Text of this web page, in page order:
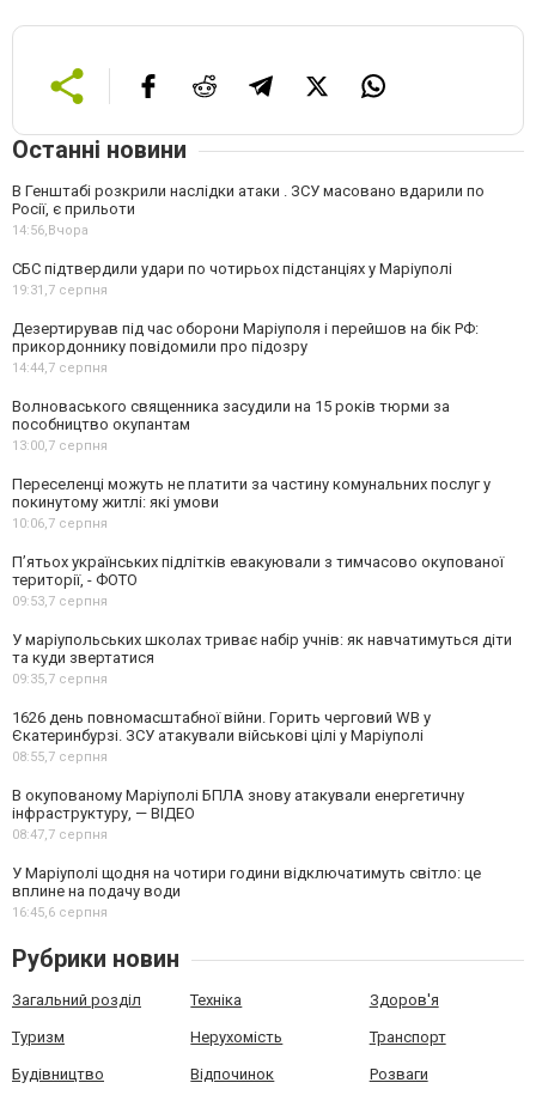
Останні новини
В Генштабі розкрили наслідки атаки . ЗСУ масовано вдарили по
Росії, є прильоти
14:56,Вчора
СБС підтвердили удари по чотирьох підстанціях у Маріуполі
19:31,7 серпня
Дезертирував під час оборони Маріуполя і перейшов на бік РФ:
прикордоннику повідомили про підозру
14:44,7 серпня
Волноваського священника засудили на 15 років тюрми за
пособництво окупантам
13:00,7 серпня
Переселенці можуть не платити за частину комунальних послуг у
покинутому житлі: які умови
10:06,7 серпня
П’ятьох українських підлітків евакуювали з тимчасово окупованої
території, - ФОТО
09:53,7 серпня
У маріупольських школах триває набір учнів: як навчатимуться діти
та куди звертатися
09:35,7 серпня
1626 день повномасштабної війни. Горить черговий WB у
Єкатеринбурзі. ЗСУ атакували військові цілі у Маріуполі
08:55,7 серпня
В окупованому Маріуполі БПЛА знову атакували енергетичну
інфраструктуру, — ВІДЕО
08:47,7 серпня
У Маріуполі щодня на чотири години відключатимуть світло: це
вплине на подачу води
16:45,6 серпня
Рубрики новин
Загальний розділ Техніка Здоров'я
Туризм Нерухомість Транспорт
Будівництво Відпочинок Розваги